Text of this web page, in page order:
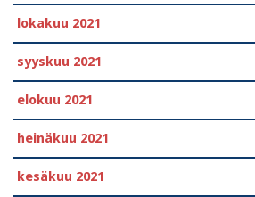
lokakuu 2021
syyskuu 2021
elokuu 2021
heinäkuu 2021
kesäkuu 2021